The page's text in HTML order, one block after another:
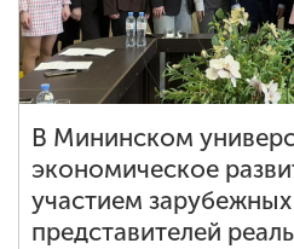
В Мининском
экономическое
участием
представителей